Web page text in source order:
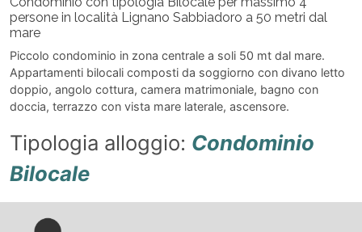
persone in località Lignano Sabbiadoro a 50 metri dal
mare
Piccolo condominio in zona centrale a soli 50 mt dal mare.
Appartamenti bilocali composti da soggiorno con divano letto
doppio, angolo cottura, camera matrimoniale, bagno con
doccia, terrazzo con vista mare laterale, ascensore.
Tipologia alloggio: Condominio
Bilocale